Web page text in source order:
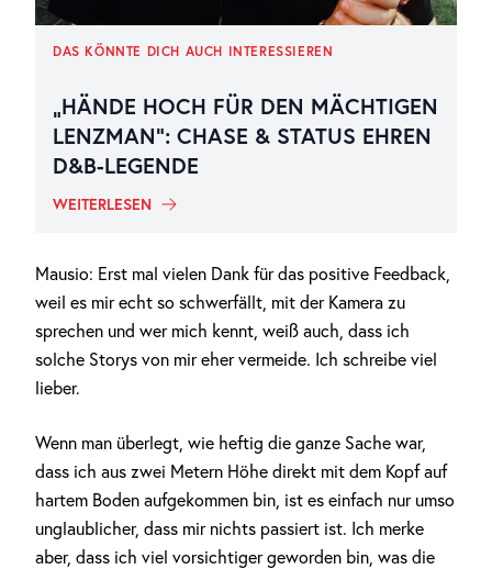
DAS KÖNNTE DICH AUCH INTERESSIEREN
„HÄNDE HOCH FÜR DEN MÄCHTIGEN
LENZMAN“: CHASE & STATUS EHREN
D&B-LEGENDE
WEITERLESEN
Mausio: Erst mal vielen Dank für das positive Feedback,
weil es mir echt so schwerfällt, mit der Kamera zu
sprechen und wer mich kennt, weiß auch, dass ich
solche Storys von mir eher vermeide. Ich schreibe viel
lieber.
Wenn man überlegt, wie heftig die ganze Sache war,
dass ich aus zwei Metern Höhe direkt mit dem Kopf auf
hartem Boden aufgekommen bin, ist es einfach nur umso
unglaublicher, dass mir nichts passiert ist. Ich merke
aber, dass ich viel vorsichtiger geworden bin, was die